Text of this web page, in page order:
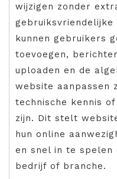
wijzigen zonder
gebruiksvriendelijke
kunnen gebruikers
toevoegen,
uploaden en de
website aanpassen
technische kennis
zijn. Dit stelt
hun online
en snel in te spelen
bedrijf of branche.